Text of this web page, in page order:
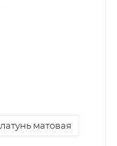
латунь матовая